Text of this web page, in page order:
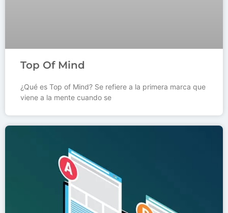
Top Of Mind
¿Qué es Top of Mind? Se refiere a la primera marca que
viene a la mente cuando se